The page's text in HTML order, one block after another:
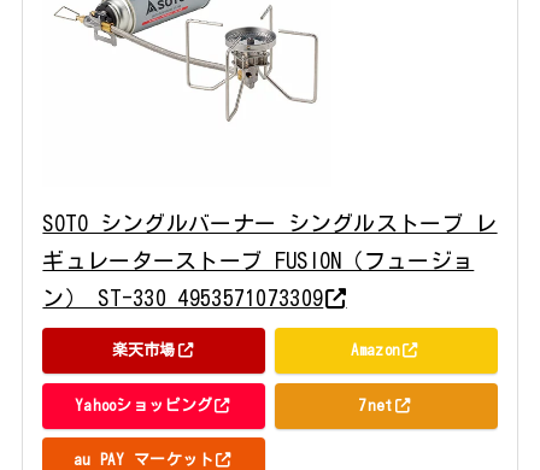
SOTO シングルバーナー シングルストーブ レ
ギュレーターストーブ FUSION（フュージョ
ン） ST-330 4953571073309
楽天市場 Amazon
Yahooショッピング 7net
au PAY マーケット